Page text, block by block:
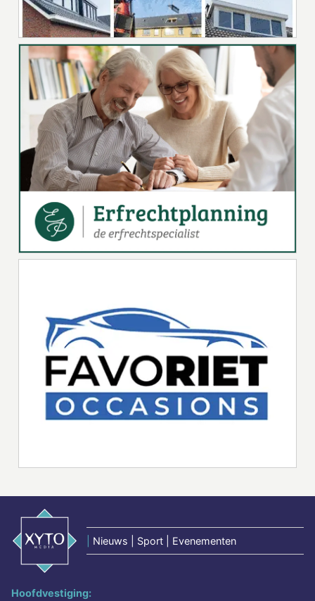
Nieuws | Sport | Evenementen
Hoofdvestiging: